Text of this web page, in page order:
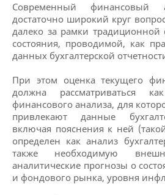
Современный финансовый
достаточно широкий круг
далеко за рамки
состояния, проводимой, как
данных бухгалтерской
При этом оценка текущего
должна рассматриваться
финансового анализа, для
привлекают данные
включая пояснения к ней
определен как анализ
также необходимую
аналитические прогнозы о
и фондового рынка, уровня